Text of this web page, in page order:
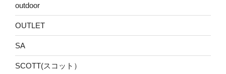
outdoor
OUTLET
SA
SCOTT(スコット）